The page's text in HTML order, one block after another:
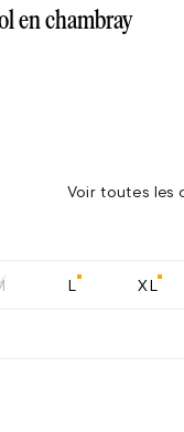
en chambray
Voir toutes les
L XL